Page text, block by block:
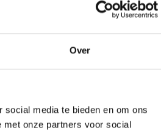
Over
media te bieden en om ons
onze partners voor social
hygiëne vloertrekker voorzien van
de enkelvoudige strip zijn er geen
laboratoria en zorginstellingen.
vloeistof en vast vuil
trekker blijft liggen. Met een